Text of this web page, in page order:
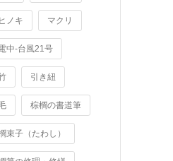
ヒノキ マクリ
中-台風21号
引き紐
棕櫚の書道筆
束子（たわし）